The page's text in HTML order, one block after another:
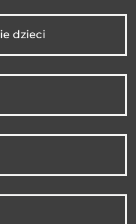
dzieci